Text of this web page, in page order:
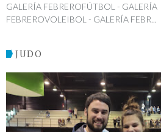
GALERÍA FEBREROFÚTBOL - GALERÍA
FEBREROVOLEIBOL - GALERÍA FEBR...
JUDO